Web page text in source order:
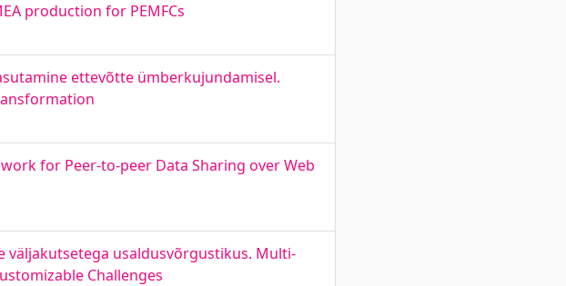
production for PEMFCs
ettevõtte ümberkujundamisel.
for Peer-to-peer Data Sharing over Web
usaldusvõrgustikus. Multi-
Challenges